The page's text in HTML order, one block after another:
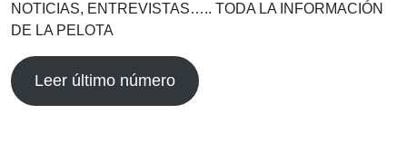
NOTICIAS, ENTREVISTAS….. TODA LA INFORMACIÓN
DE LA PELOTA
Leer último número